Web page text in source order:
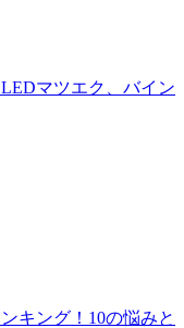
マツエク、バイン
キング！10の悩みと